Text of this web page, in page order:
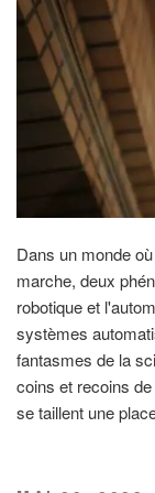
Dans un monde
marche, deux
robotique et
systèmes
fantasmes de la
coins et recoins
se taillent une